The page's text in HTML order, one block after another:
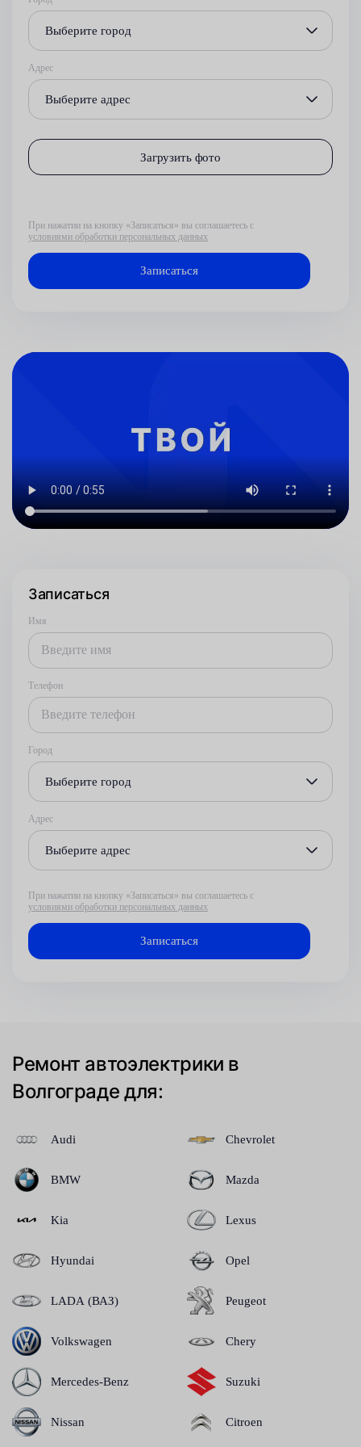
Выберите город
Адрес
Выберите адрес
Загрузить фото
При нажатии на кнопку «Записаться» вы соглашаетесь с
условиями обработки персональных данных
Записаться
Имя
Телефон
Город
Выберите город
Адрес
Выберите адрес
При нажатии на кнопку «Записаться» вы соглашаетесь с
условиями обработки персональных данных
Ремонт автоэлектрики в
Волгограде для:
Audi
BMW
Kia
Hyundai
LADA (ВАЗ)
Volkswagen
Mercedes-Benz
Nissan
Chevrolet
Mazda
Lexus
Opel
Peugeot
Chery
Suzuki
Citroen